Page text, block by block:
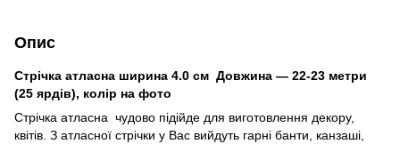
Опис
Стрічка атласна ширина 4.0 см Довжина — 22-23 метри
(25 ярдів), колір на фото
Стрічка атласна чудово підійде для виготовлення декору,
квітів. З атласної стрічки у Вас вийдуть гарні банти, канзаші,